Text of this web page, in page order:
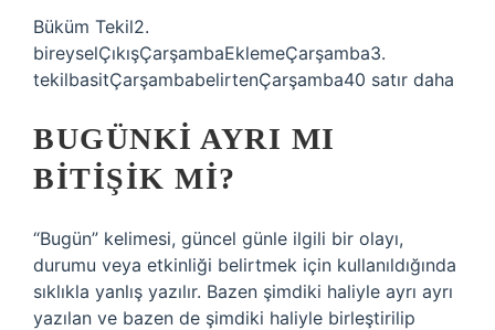
Büküm Tekil2.
bireyselÇıkışÇarşambaEklemeÇarşamba3.
tekilbasitÇarşambabelirtenÇarşamba40 satır daha
BUGÜNKI AYRI MI
BITIŞIK MI?
“Bugün” kelimesi, güncel günle ilgili bir olayı,
durumu veya etkinliği belirtmek için kullanıldığında
sıklıkla yanlış yazılır. Bazen şimdiki haliyle ayrı ayrı
yazılan ve bazen de şimdiki haliyle birleştirilip